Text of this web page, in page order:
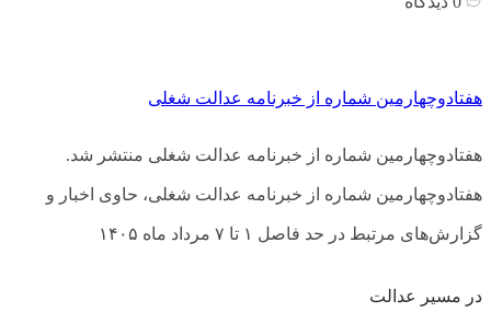
هفتادوچهارمین شماره از خبرنامه عدالت شغلی
هفتادوچهارمین شماره از خبرنامه عدالت شغلی منتشر شد.
هفتادوچهارمین شماره از خبرنامه عدالت شغلی، حاوی اخبار و
گزارش‌های مرتبط در حد فاصل ۱ تا ۷ مرداد ماه ۱۴۰۵
در مسیر عدالت